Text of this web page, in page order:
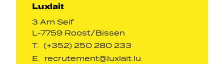
Luxlait
3 Am Seif
L-7759 Roost/Bissen
T.
(+352) 250 280 233
E.
recrutement@luxlait.lu